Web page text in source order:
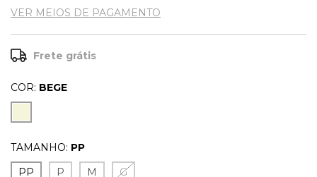
VER MEIOS DE PAGAMENTO
Frete grátis
COR: BEGE
TAMANHO: PP
PP
P M G